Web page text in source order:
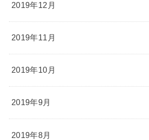
2019年12月
2019年11月
2019年10月
2019年9月
2019年8月